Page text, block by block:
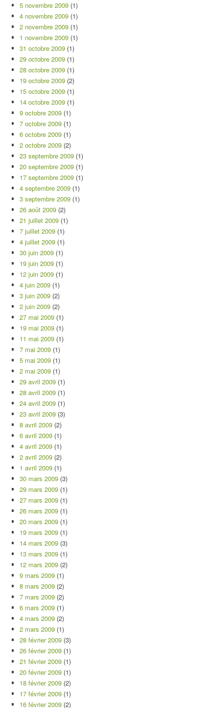
5 novembre 2009 (1)
4 novembre 2009 (1)
2 novembre 2009 (1)
1 novembre 2009 (1)
31 octobre 2009 (1)
29 octobre 2009 (1)
28 octobre 2009 (1)
19 octobre 2009 (2)
15 octobre 2009 (1)
14 octobre 2009 (1)
9 octobre 2009 (1)
7 octobre 2009 (1)
6 octobre 2009 (1)
2 octobre 2009 (2)
23 septembre 2009 (1)
20 septembre 2009 (1)
17 septembre 2009 (1)
4 septembre 2009 (1)
3 septembre 2009 (1)
26 août 2009 (2)
21 juillet 2009 (1)
7 juillet 2009 (1)
4 juillet 2009 (1)
30 juin 2009 (1)
19 juin 2009 (1)
12 juin 2009 (1)
4 juin 2009 (1)
3 juin 2009 (2)
2 juin 2009 (2)
27 mai 2009 (1)
19 mai 2009 (1)
11 mai 2009 (1)
7 mai 2009 (1)
5 mai 2009 (1)
2 mai 2009 (1)
29 avril 2009 (1)
28 avril 2009 (1)
24 avril 2009 (1)
23 avril 2009 (3)
8 avril 2009 (2)
6 avril 2009 (1)
4 avril 2009 (1)
2 avril 2009 (2)
1 avril 2009 (1)
30 mars 2009 (3)
29 mars 2009 (1)
27 mars 2009 (1)
26 mars 2009 (1)
20 mars 2009 (1)
19 mars 2009 (1)
14 mars 2009 (3)
13 mars 2009 (1)
12 mars 2009 (2)
9 mars 2009 (1)
8 mars 2009 (2)
7 mars 2009 (2)
6 mars 2009 (1)
4 mars 2009 (2)
2 mars 2009 (1)
28 février 2009 (3)
26 février 2009 (1)
21 février 2009 (1)
20 février 2009 (1)
18 février 2009 (2)
17 février 2009 (1)
16 février 2009 (2)